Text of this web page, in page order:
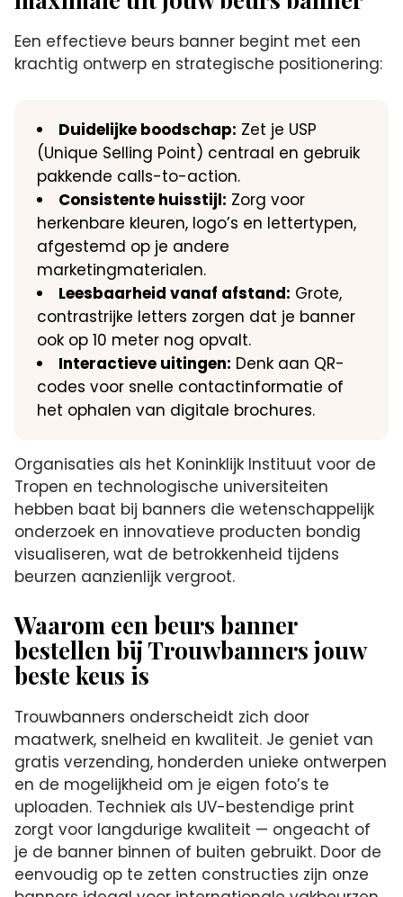
Een effectieve beurs banner begint met een
krachtig ontwerp en strategische positionering:
Duidelijke boodschap: Zet je USP
(Unique Selling Point) centraal en gebruik
pakkende calls-to-action.
Consistente huisstijl: Zorg voor
herkenbare kleuren, logo’s en lettertypen,
afgestemd op je andere
marketingmaterialen.
Leesbaarheid vanaf afstand: Grote,
contrastrijke letters zorgen dat je banner
ook op 10 meter nog opvalt.
Interactieve uitingen: Denk aan QR-
codes voor snelle contactinformatie of
het ophalen van digitale brochures.
Organisaties als het Koninklijk Instituut voor de
Tropen en technologische universiteiten
hebben baat bij banners die wetenschappelijk
onderzoek en innovatieve producten bondig
visualiseren, wat de betrokkenheid tijdens
beurzen aanzienlijk vergroot.
Waarom een beurs banner
bestellen bij Trouwbanners jouw
beste keus is
Trouwbanners onderscheidt zich door
maatwerk, snelheid en kwaliteit. Je geniet van
gratis verzending, honderden unieke ontwerpen
en de mogelijkheid om je eigen foto’s te
uploaden. Techniek als UV-bestendige print
zorgt voor langdurige kwaliteit — ongeacht of
je de banner binnen of buiten gebruikt. Door de
eenvoudig op te zetten constructies zijn onze